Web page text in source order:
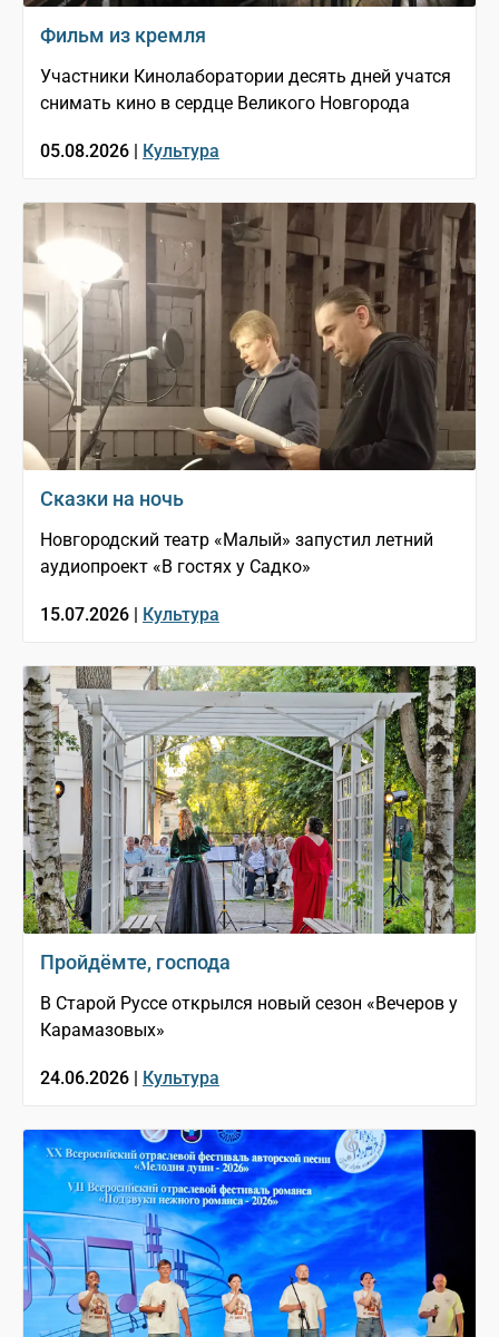
Фильм из кремля
Участники Кинолаборатории десять дней учатся
снимать кино в сердце Великого Новгорода
05.08.2026 | Культура
Сказки на ночь
Новгородский театр «Малый» запустил летний
аудиопроект «В гостях у Садко»
15.07.2026 | Культура
Пройдёмте, господа
В Старой Руссе открылся новый сезон «Вечеров у
Карамазовых»
24.06.2026 | Культура